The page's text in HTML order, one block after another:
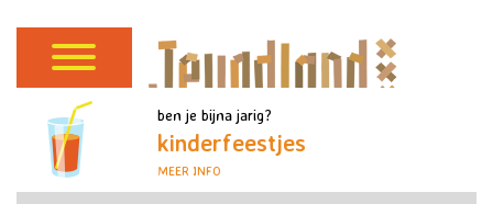
ben je bijna jarig?
kinderfeestjes
MEER INFO